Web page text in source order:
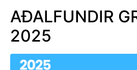
AÐALFUNDIR
2025